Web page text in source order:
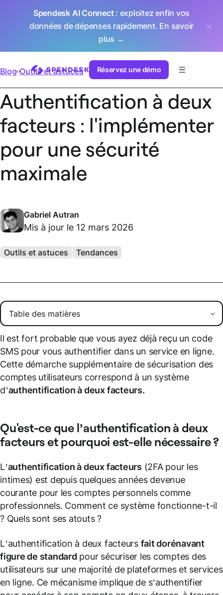
Spendesk AI Connect: exploitez enfin vos
données de dépenses rapidement. En savoir
plus →
Réservez une démo
Blog Outils et astuces
Authentification à deux
facteurs : l'implémenter
pour une sécurité
maximale
Gabriel Autran
Mis à jour le 12 mars 2026
Outils et astuces Tendances
Il est fort probable que vous ayez déjà reçu un code
SMS pour vous authentifier dans un service en ligne.
Cette démarche supplémentaire de sécurisation des
comptes utilisateurs correspond à un système
d’authentification à deux facteurs.
Qu'est-ce que l’authentification à deux
facteurs et pourquoi est-elle nécessaire ?
L’authentification à deux facteurs (2FA pour les
intimes) est depuis quelques années devenue
courante pour les comptes personnels comme
professionnels. Comment ce système fonctionne-t-il
? Quels sont ses atouts ?
L’authentification à deux facteurs fait dorénavant
figure de standard pour sécuriser les comptes des
utilisateurs sur une majorité de plateformes et services
en ligne. Ce mécanisme implique de s’authentifier